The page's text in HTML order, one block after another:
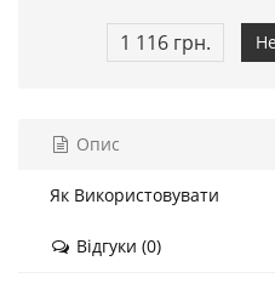
1 116 грн.
Опис
Як Використовувати
Відгуки (0)